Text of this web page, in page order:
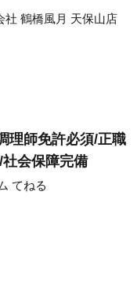
社 鶴橋風月 天保山店
理師免許必須/正職
会保障完備
てねる